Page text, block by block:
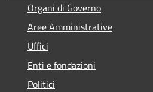
Organi di Governo
Aree Amministrative
Uffici
Enti e fondazioni
Politici